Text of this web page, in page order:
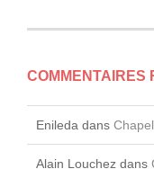
COMMENTAIRES
Enileda dans
Alain Louchez dans